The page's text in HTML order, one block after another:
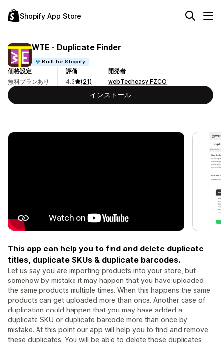
Shopify App Store
WTE ‑ Duplicate Finder
Built for Shopify
価格設定
無料プランあり
評価
4.3
(21)
開発者
webTecheasy FZCO
インストール
This app can help you to find and delete duplicate
titles, duplicate SKUs & duplicate barcodes.
Let us say you are importing products into your store, but
somehow by mistake it may happen that you have uploaded
the same products multiple times. When this happens the same
products can get uploaded more than once. Another case of
duplication could happen that you may have added a
duplicate SKU or duplicate barcode more than once by
mistake. At this point our app will help you to find and remove
these duplicates. You will be able to delete those duplicates